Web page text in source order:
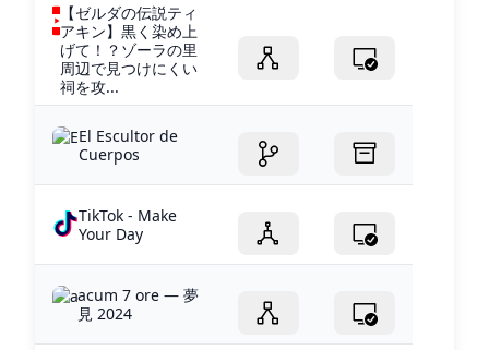
【ゼルダの伝説ティ
アキン】黒く染め上
げて！？ゾーラの里
周辺で見つけにくい
祠を攻...
El Escultor de
Cuerpos
TikTok - Make
Your Day
acum 7 ore — 夢
見 2024